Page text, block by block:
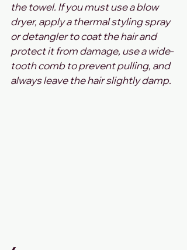
the towel. If you must use a blow
dryer, apply a thermal styling spray
or detangler to coat the hair and
protect it from damage, use a wide-
tooth comb to prevent pulling, and
always leave the hair slightly damp.